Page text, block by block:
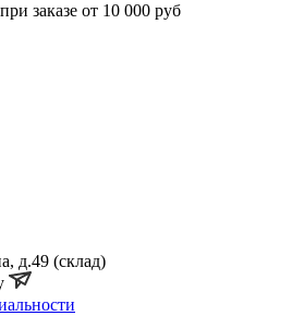
заказе от 10 000 руб
д.49 (склад)